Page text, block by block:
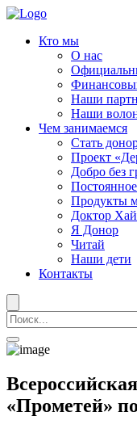
Кто мы
О нас
Наши
Наши
Чем занимаемся
Стать
Проект
Добро без
Продукты
Доктор
Я Донор
Читай
Наши дети
Контакты
«Прометей»